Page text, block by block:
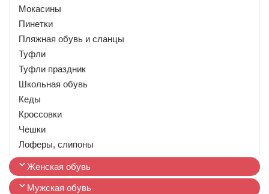
Мокасины
Пинетки
Пляжная обувь и сланцы
Туфли
Туфли праздник
Школьная обувь
Кеды
Кроссовки
Чешки
Лоферы, слипоны
Женская обувь
Мужская обувь